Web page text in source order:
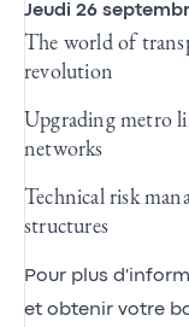
Jeudi 26
The world of
revolution
Upgrading metro
networks
Technical risk
structures
Pour plus
et obtenir votre